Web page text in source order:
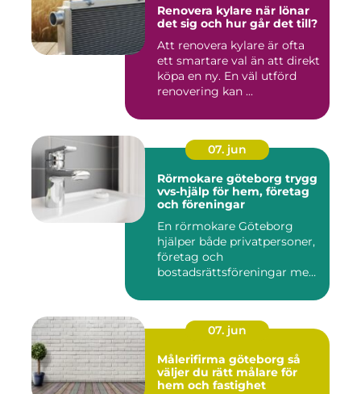
Renovera kylare när lönar
det sig och hur går det till?
Att renovera kylare är ofta
ett smartare val än att direkt
köpa en ny. En väl utförd
renovering kan ...
07. jun
Rörmokare göteborg trygg
vvs-hjälp för hem, företag
och föreningar
En rörmokare Göteborg
hjälper både privatpersoner,
företag och
bostadsrättsföreningar med
07. jun
Målerifirma göteborg så
väljer du rätt målare för
hem och fastighet